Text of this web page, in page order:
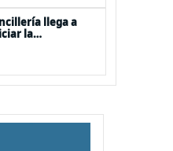
llega a
la